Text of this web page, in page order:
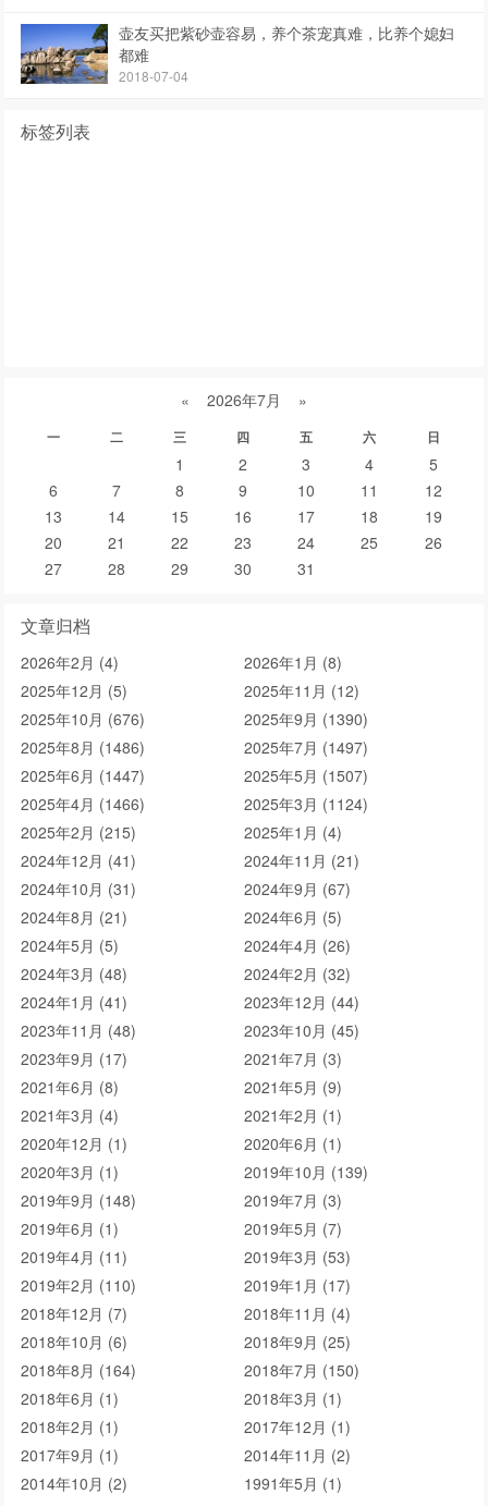
壶友买把紫砂壶容易，养个茶宠真难，比养个媳妇
都难
2018-07-04
标签列表
« 2026年7月 »
一 二 三 四 五 六 日
1 2 3 4
5
6
7 8 9 10 11
12
13
14 15 16 17 18
19
20
21 22 23 24 25
26
27
28 29 30 31
文章归档
2026年2月 (4)
2026年1月 (8)
2025年12月 (5)
2025年11月 (12)
2025年10月 (676)
2025年9月 (1390)
2025年8月 (1486)
2025年7月 (1497)
2025年6月 (1447)
2025年5月 (1507)
2025年4月 (1466)
2025年3月 (1124)
2025年2月 (215)
2025年1月 (4)
2024年12月 (41)
2024年11月 (21)
2024年10月 (31)
2024年9月 (67)
2024年8月 (21)
2024年6月 (5)
2024年5月 (5)
2024年4月 (26)
2024年3月 (48)
2024年2月 (32)
2024年1月 (41)
2023年12月 (44)
2023年11月 (48)
2023年10月 (45)
2023年9月 (17)
2021年7月 (3)
2021年6月 (8)
2021年5月 (9)
2021年3月 (4)
2021年2月 (1)
2020年12月 (1)
2020年6月 (1)
2020年3月 (1)
2019年10月 (139)
2019年9月 (148)
2019年7月 (3)
2019年6月 (1)
2019年5月 (7)
2019年4月 (11)
2019年3月 (53)
2019年2月 (110)
2019年1月 (17)
2018年12月 (7)
2018年11月 (4)
2018年10月 (6)
2018年9月 (25)
2018年8月 (164)
2018年7月 (150)
2018年6月 (1)
2018年3月 (1)
2018年2月 (1)
2017年12月 (1)
2017年9月 (1)
2014年11月 (2)
2014年10月 (2)
1991年5月 (1)